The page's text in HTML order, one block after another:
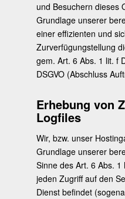
und Besuchern dieses
Grundlage unserer
einer effizienten und
Zurverfügungstellung
gem. Art. 6 Abs. 1 lit. f
DSGVO (Abschluss
Erhebung von
Logfiles
Wir, bzw. unser
Grundlage unserer
Sinne des Art. 6 Abs.
jeden Zugriff auf den
Dienst befindet